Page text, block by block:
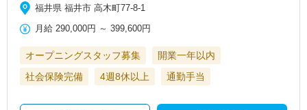
福井県 福井市 高木町77-8-1
月給 290,000円 ～399,600円
オープニングスタッフ募集
開業一年以内
社会保険完備
4週8休以上 通勤手当